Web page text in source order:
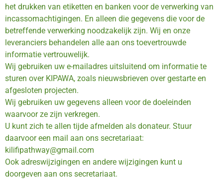
het drukken van etiketten en banken voor de verwerking van
incassomachtigingen. En alleen die gegevens die voor de
betreffende verwerking noodzakelijk zijn. Wij en onze
leveranciers behandelen alle aan ons toevertrouwde
informatie vertrouwelijk.
Wij gebruiken uw e-mailadres uitsluitend om informatie te
sturen over KIPAWA, zoals nieuwsbrieven over gestarte en
afgesloten projecten.
Wij gebruiken uw gegevens alleen voor de doeleinden
waarvoor ze zijn verkregen.
U kunt zich te allen tijde afmelden als donateur. Stuur
daarvoor een mail aan ons secretariaat:
kilifipathway@gmail.com
Ook adreswijzigingen en andere wijzigingen kunt u
doorgeven aan ons secretariaat.